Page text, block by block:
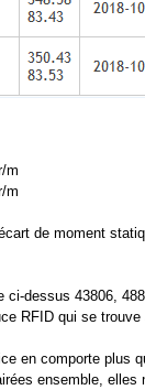
m
m
de moment
dessus 43806,
RFID qui se
en comporte plus
ensemble, elles